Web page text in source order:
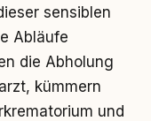
sensiblen
Abläufe
die Abholung
kümmern
und